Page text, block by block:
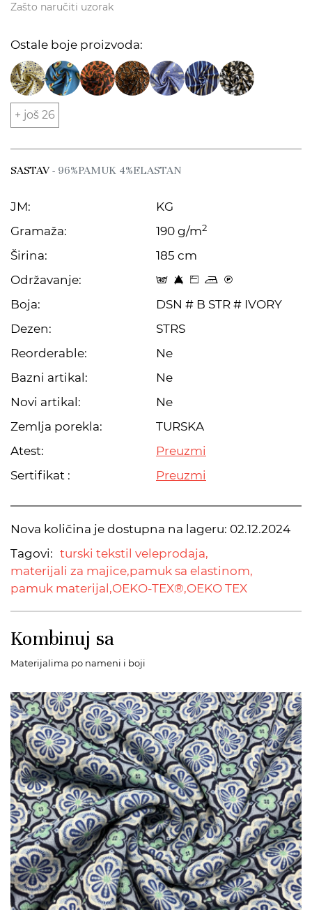
Zašto naručiti uzorak
Ostale boje proizvoda:
+ još 26
SASTAV- 96%PAMUK 4%ELASTAN
JM:
KG
Gramaža:
190 g/m2
Širina:
185 cm
Održavanje:
t 8 Z p C
Boja:
DSN # B STR # IVORY
Dezen:
STRS
Reorderable:
Ne
Bazni artikal:
Ne
Novi artikal:
Ne
Zemlja porekla:
TURSKA
Atest:
Preuzmi
Sertifikat :
Preuzmi
Nova količina je dostupna na lageru: 02.12.2024
Tagovi: turski tekstil veleprodaja,
materijali za majice,pamuk sa elastinom,
pamuk materijal,OEKO-TEX®,OEKO TEX
Kombinuj sa
Materijalima po nameni i boji